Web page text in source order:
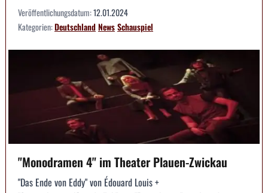
Veröffentlichungsdatum:12.01.2024
Kategorien:DeutschlandNewsSchauspiel
"Monodramen 4" im Theater Plauen-Zwickau
"Das Ende von Eddy" von Édouard Louis +